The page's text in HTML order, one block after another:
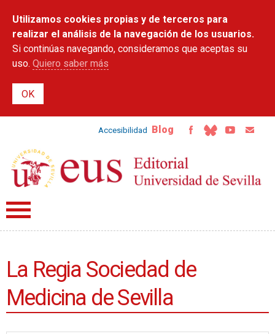
contenido
principal
Utilizamos cookies propias y de terceros para
realizar el análisis de la navegación de los usuarios.
Si continúas navegando, consideramos que aceptas su
uso. Quiero saber más
Accesibilidad Blog
La Regia Sociedad de
Medicina de Sevilla